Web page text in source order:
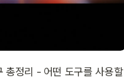
총정리 - 어떤 도구를 사용할